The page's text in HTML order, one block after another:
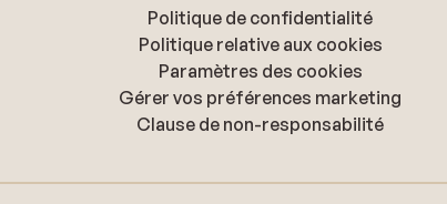
Politique de confidentialité
Politique relative aux cookies
Paramètres des cookies
Gérer vos préférences marketing
Clause de non-responsabilité